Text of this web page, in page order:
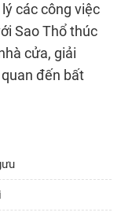
các công việc
Sao Thổ thúc
cửa, giải
đến bất